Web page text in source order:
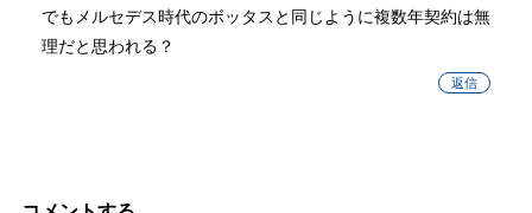
でもメルセデス時代のボッタスと同じように複数年契約は無
理だと思われる？
返信